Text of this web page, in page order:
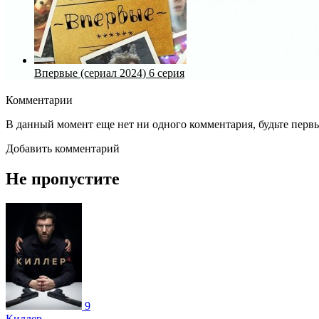
Впервые (сериал 2024) 6 серия
Комментарии
В данный момент еще нет ни одного комментария, будьте
Добавить комментарий
Не пропустите
9